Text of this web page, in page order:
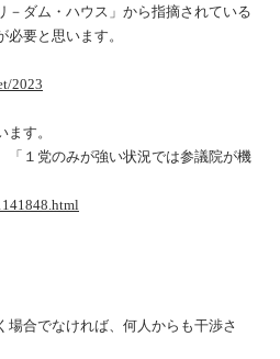
－ダム・ハウス」から指摘されている
要と思います。
2023
す。
「１党のみが強い状況では参議院が機
合でなければ、何人からも干渉さ